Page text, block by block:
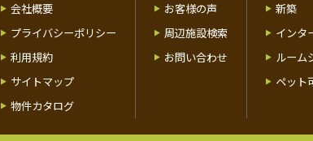
会社概要
プライバシーポリシー
利用規約
サイトマップ
物件カタログ
お客様の声
周辺施設検索
お問い合わせ
新築
インタ
ルーム
ペット